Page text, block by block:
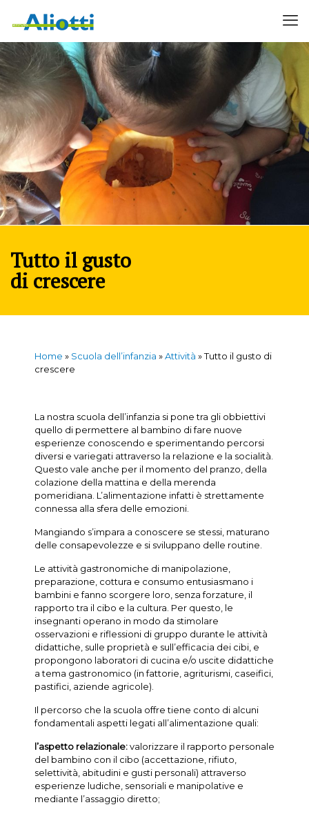
Tutto il gusto
di crescere
Home » Scuola dell’infanzia »Attività »Tutto il gusto di
crescere
La nostra scuola dell’infanzia si pone tra gli obbiettivi
quello di permettere al bambino di fare nuove
esperienze conoscendo e sperimentando percorsi
diversi e variegati attraverso la relazione e la socialità.
Questo vale anche per il momento del pranzo, della
colazione della mattina e della merenda
pomeridiana. L’alimentazione infatti è strettamente
connessa alla sfera delle emozioni.
Mangiando s’impara a conoscere se stessi, maturano
delle consapevolezze e si sviluppano delle routine.
Le attività gastronomiche di manipolazione,
preparazione, cottura e consumo entusiasmano i
bambini e fanno scorgere loro, senza forzature, il
rapporto tra il cibo e la cultura. Per questo, le
insegnanti operano in modo da stimolare
osservazioni e riflessioni di gruppo durante le attività
didattiche, sulle proprietà e sull’efficacia dei cibi, e
propongono laboratori di cucina e/o uscite didattiche
a tema gastronomico (in fattorie, agriturismi, caseifici,
pastifici, aziende agricole).
Il percorso che la scuola offre tiene conto di alcuni
fondamentali aspetti legati all’alimentazione quali:
l’aspetto relazionale:valorizzare il rapporto personale
del bambino con il cibo (accettazione, rifiuto,
selettività, abitudini e gusti personali) attraverso
esperienze ludiche, sensoriali e manipolative e
mediante l’assaggio diretto;